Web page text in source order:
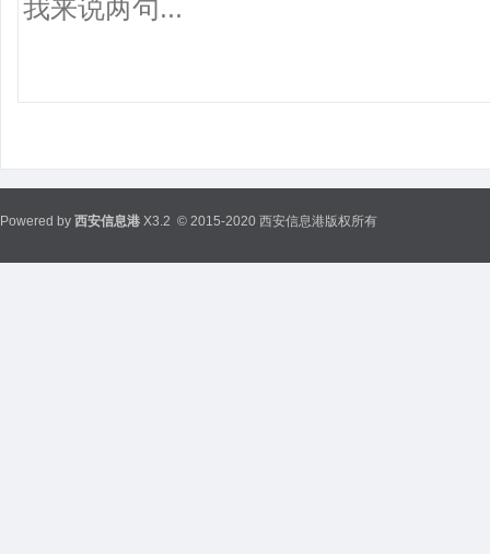
Powered by 西安信息港 X3.2 © 2015-2020 西安信息港版权所有